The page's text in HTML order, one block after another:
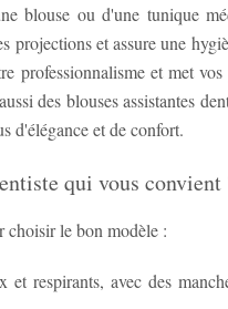
blouse ou d'une tunique
projections et assure une
professionnalisme et met
des blouses assistantes
d'élégance et de confort.
qui vous convient
Plusieurs critères sont importants pour choisir le bon modèle :
respirants, avec des